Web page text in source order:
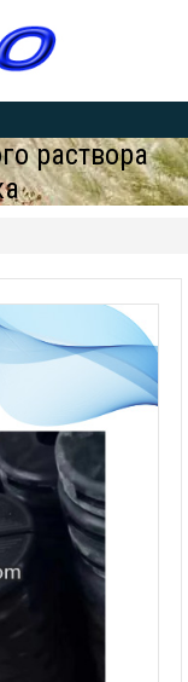
раствора